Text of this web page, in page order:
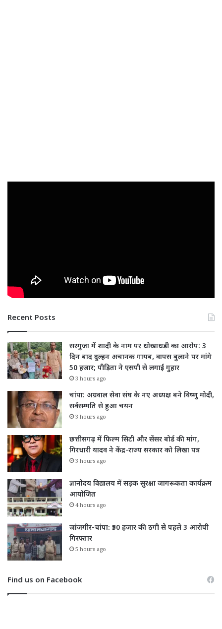
Recent Posts
सरगुजा में शादी के नाम पर धोखाधड़ी का आरोप: 3
दिन बाद दुल्हन अचानक गायब, वापस बुलाने पर मांगे
50 हजार; पीड़िता ने एसपी से लगाई गुहार
3 hours ago
चांपा: अग्रवाल सेवा संघ के नए अध्यक्ष बने विष्णु मोदी,
सर्वसम्मति से हुआ चयन
3 hours ago
छत्तीसगढ़ में फिल्म सिटी और सेंसर बोर्ड की मांग,
गिरधारी यादव ने केंद्र-राज्य सरकार को लिखा पत्र
3 hours ago
ज्ञानोदय विद्यालय में सड़क सुरक्षा जागरूकता कार्यक्रम
आयोजित
4 hours ago
जांजगीर-चांपा: ₹50 हजार की ठगी से पहले 3 आरोपी
गिरफ्तार
5 hours ago
Find us on Facebook